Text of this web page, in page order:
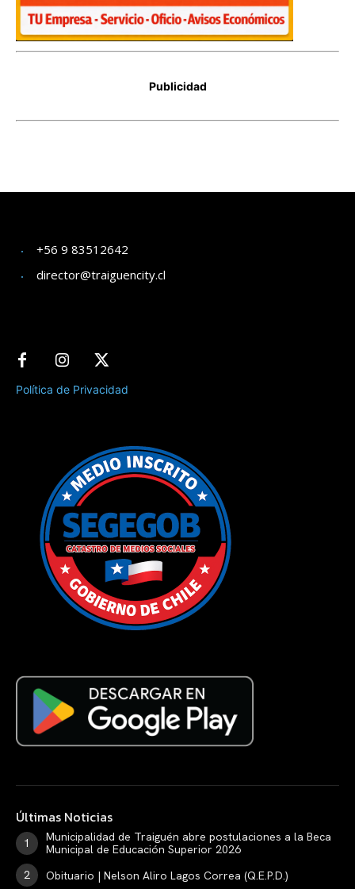
+56 9 83512642
director@traiguencity.cl
Política de Privacidad
Últimas Noticias
Municipalidad de Traiguén abre postulaciones a la Beca
Municipal de Educación Superior 2026
Obituario | Nelson Aliro Lagos Correa (Q.E.P.D.)